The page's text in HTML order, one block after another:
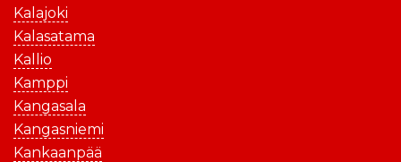
Kalajoki
Kalasatama
Kallio
Kamppi
Kangasala
Kangasniemi
Kankaanpää